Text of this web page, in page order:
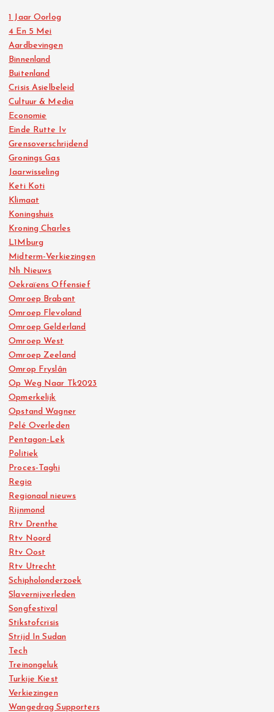
1 Jaar Oorlog
4 En 5 Mei
Aardbevingen
Binnenland
Buitenland
Crisis Asielbeleid
Cultuur & Media
Economie
Einde Rutte Iv
Grensoverschrijdend
Gronings Gas
Jaarwisseling
Keti Koti
Klimaat
Koningshuis
Kroning Charles
L1Mburg
Midterm-Verkiezingen
Nh Nieuws
Oekraïens Offensief
Omroep Brabant
Omroep Flevoland
Omroep Gelderland
Omroep West
Omroep Zeeland
Omrop Fryslân
Op Weg Naar Tk2023
Opmerkelijk
Opstand Wagner
Pelé Overleden
Pentagon-Lek
Politiek
Proces-Taghi
Regio
Regionaal nieuws
Rijnmond
Rtv Drenthe
Rtv Noord
Rtv Oost
Rtv Utrecht
Schipholonderzoek
Slavernijverleden
Songfestival
Stikstofcrisis
Strijd In Sudan
Tech
Treinongeluk
Turkije Kiest
Verkiezingen
Wangedrag Supporters